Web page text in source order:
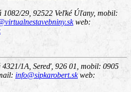
1082/29, 92522 Veľké Úľany, mobil:
web:
4321/1A, Sereď, 926 01 , mobil: 0905
info@sipkarobert.skweb: